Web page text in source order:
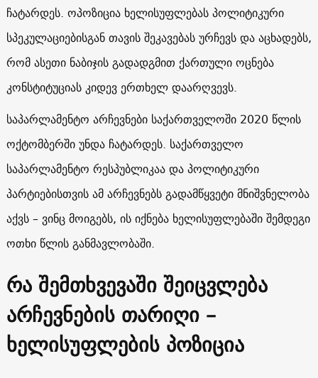
ჩატარდეს. ოპოზიცია ხელისუფლებას პოლიტიკური
სპეკულაციებისგან თავის შეკავებას ურჩევს და აცხადებს,
რომ ასეთი ნაბიჯის გადადგმით ქართული ოცნება
კონსტიტუციას კიდევ ერთხელ დაარღვევს.
საპარლამენტო არჩევნები საქართველოში 2020 წლის
ოქტომბერში უნდა ჩატარდეს. საქართველო
საპარლამენტო რესპუბლიკაა და პოლიტიკური
პარტიებისთვის ამ არჩევნებს გადამწყვეტი მნიშვნელობა
აქვს – ვინც მოიგებს, ის იქნება ხელისუფლებაში შემდეგი
ოთხი წლის განმავლობაში.
რა შემთხვევაში შეიცვლება
არჩევნების თარიღი –
ხელისუფლების პოზიცია